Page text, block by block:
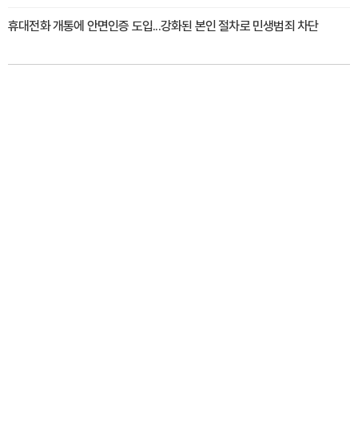
휴대전화 개통에 안면인증 도입...강화된 본인 절차로 민생범죄 차단